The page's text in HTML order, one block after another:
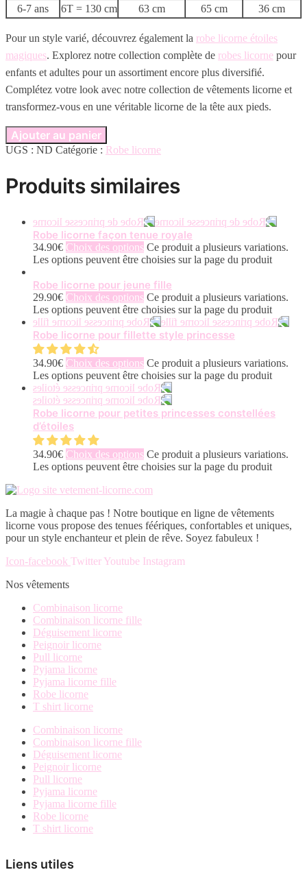
6-7 ans
6T = 130 cm 63 cm 65 cm 36 cm
Pour un style varié, découvrez également la robe licorne étoiles
magiques. Explorez notre collection complète de robes licorne pour
enfants et adultes pour un assortiment encore plus diversifié.
Complétez votre look avec notre collection de vêtements licorne et
transformez-vous en une véritable licorne de la tête aux pieds.
Ajouter au panier
UGS : ND Catégorie : Robe licorne
Produits similaires
Robe licorne façon tenue royale
34.90€ Choix des options Ce produit a plusieurs variations.
Les options peuvent être choisies sur la page du produit
Robe licorne pour jeune fille
29.90€ Choix des options Ce produit a plusieurs variations.
Les options peuvent être choisies sur la page du produit
Robe licorne pour fillette style princesse
34.90€ Choix des options Ce produit a plusieurs variations.
Les options peuvent être choisies sur la page du produit
Robe licorne pour petites princesses constellées
d’étoiles
34.90€ Choix des options Ce produit a plusieurs variations.
Les options peuvent être choisies sur la page du produit
La magie à chaque pas ! Notre boutique en ligne de vêtements
licorne vous propose des tenues féériques, confortables et uniques,
pour un style enchanteur et plein de rêve. Soyez fabuleux !
Icon-facebook Twitter Youtube Instagram
Nos vêtements
Combinaison licorne
Combinaison licorne fille
Déguisement licorne
Peignoir licorne
Pull licorne
Pyjama licorne
Pyjama licorne fille
Robe licorne
T shirt licorne
Combinaison licorne
Combinaison licorne fille
Déguisement licorne
Peignoir licorne
Pull licorne
Pyjama licorne
Pyjama licorne fille
Robe licorne
T shirt licorne
Liens utiles